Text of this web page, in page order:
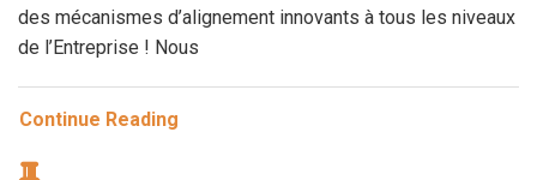
des mécanismes d’alignement innovants à tous les niveaux
de l’Entreprise ! Nous
Continue Reading